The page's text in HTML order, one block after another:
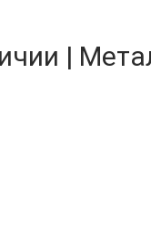
|